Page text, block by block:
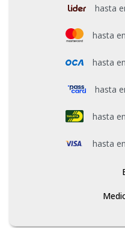
hasta
hasta en
hasta en
hasta
hasta en
hasta en
Piscinas e Inflables